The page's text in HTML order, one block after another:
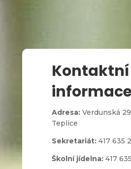
Kontaktní
Adresa: Verdunská
Teplice
Sekretariát: 417 635
Školní jídelna: 417